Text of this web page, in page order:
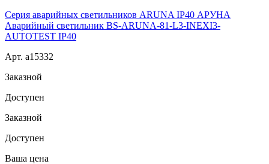
Серия аварийных светильников ARUNA IP40 АРУНА
Аварийный светильник BS-ARUNA-81-L3-INEXI3-
AUTOTEST IP40
Арт. a15332
Заказной
Доступен
Заказной
Доступен
Ваша цена